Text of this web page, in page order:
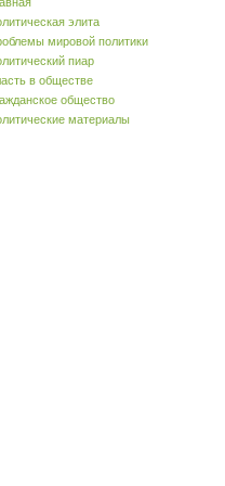
элита
мировой политики
пиар
в обществе
общество
материалы